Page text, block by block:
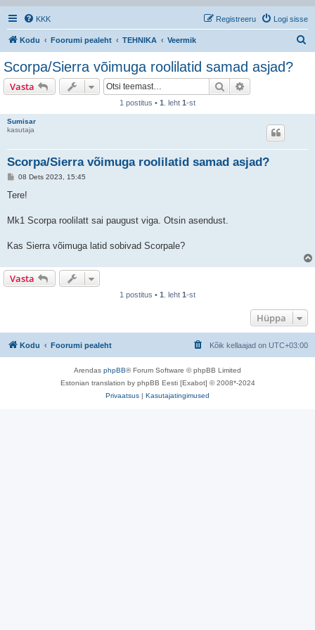
KKK Logi sisse
Registreeru
Kodu Foorumi pealeht TEHNIKA Veermik
Scorpa/Sierra võimuga roolilatid samad asjad?
Vasta Otsi
1 postitus • 1 . leht 1-st
Sumisar
kasutaja
Scorpa/Sierra võimuga roolilatid samad asjad?
P
s
t
08 Dets 2023, 15:45
Tere!
Mk1 Scorpa roolilatt sai paugust viga. Otsin asendust.
Kas Sierra võimuga latid sobivad Scorpale?
Vasta
1 postitus • 1 . leht 1-st
Hüppa
Kodu Foorumi pealeht Kõik kellaajad on UTC+03:00
Arendas phpBB® Forum Software © phpBB Limited
Estonian translation by phpBB Eesti [Exabot] © 2008*-2024
Privaatsus | Kasutajatingimused